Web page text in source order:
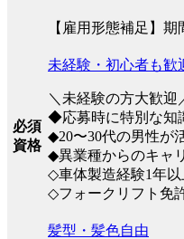
【雇用形態補足】
必須
資格
未経験・初心者も歓
＼未経験の方大歓迎
◆応募時に特別な知
◆20〜30代の男性が
◆異業種からのキャ
◇車体製造経験1年
◇フォークリフト免
髪型・髪色自由